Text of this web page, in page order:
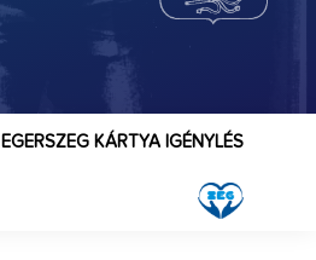
EGERSZEG KÁRTYA IGÉNYLÉS